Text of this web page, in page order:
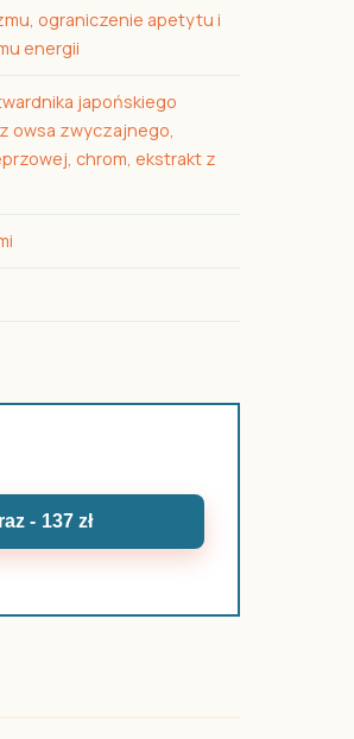
ograniczenie apetytu i
energii
japońskiego
owsa zwyczajnego,
chrom, ekstrakt z
- 137 zł